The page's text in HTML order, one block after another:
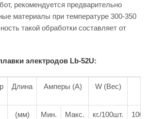
рекомендуется предварительно
материалы при температуре 300-350
такой обработки составляет от
электродов Lb-52U:
Длина Амперы (А) W (Вес)
(мм) Мин. Макс. кг./100шт. 100